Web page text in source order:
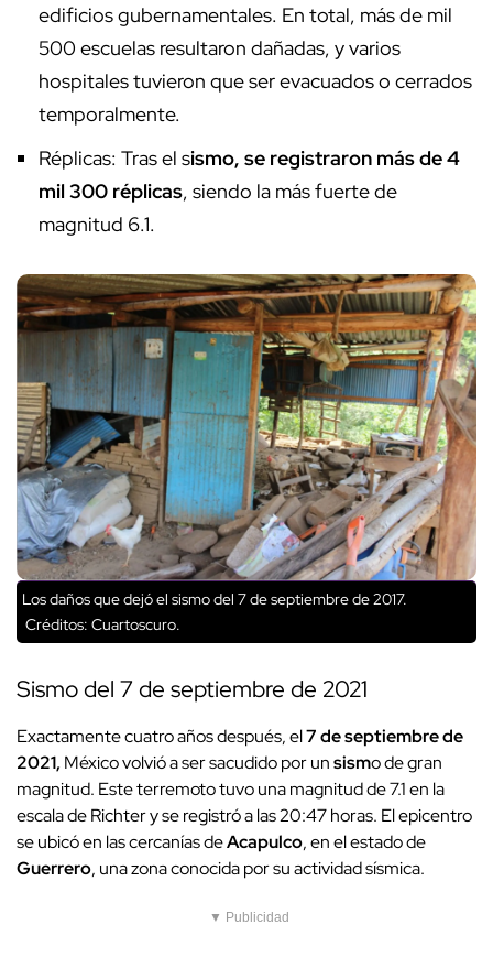
edificios gubernamentales. En total, más de mil
500 escuelas resultaron dañadas, y varios
hospitales tuvieron que ser evacuados o cerrados
temporalmente.
Réplicas: Tras el sismo, se registraron más de 4
mil 300 réplicas, siendo la más fuerte de
magnitud 6.1.
Los daños que dejó el sismo del 7 de septiembre de 2017.
Créditos: Cuartoscuro.
Sismo del 7 de septiembre de 2021
Exactamente cuatro años después, el7 de septiembre de
2021, México volvió a ser sacudido por unsismo de gran
magnitud. Este terremoto tuvo una magnitud de 7.1 en la
escala de Richter y se registró a las 20:47 horas. El epicentro
se ubicó en las cercanías deAcapulco, en el estado de
Guerrero, una zona conocida por su actividad sísmica.
▼ Publicidad